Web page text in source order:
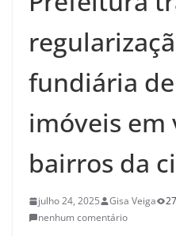
fundiária
imóveis em
bairros da
julho 24, 2025 Gisa Veiga
nenhum comentário